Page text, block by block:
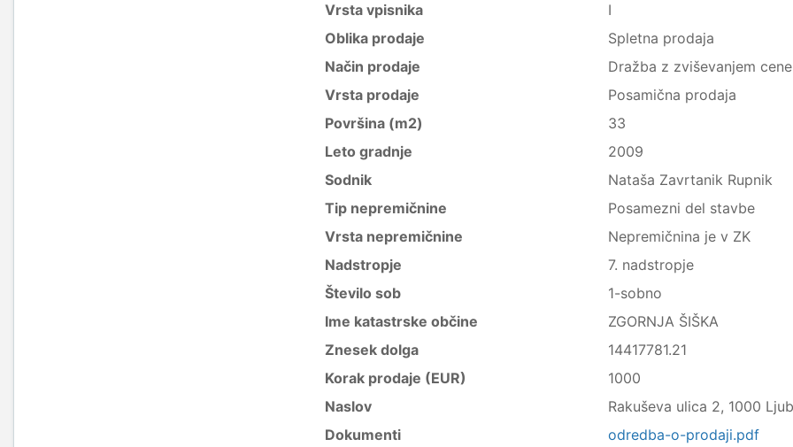
Vrsta vpisnika
I
Oblika prodaje
Spletna prodaja
Način prodaje
Dražba z zviševanjem cene
Vrsta prodaje
Posamična prodaja
Površina (m2)
33
Leto gradnje
2009
Sodnik
Nataša Zavrtanik Rupnik
Tip nepremičnine
Posamezni del stavbe
Vrsta nepremičnine
Nepremičnina je v ZK
Nadstropje
7. nadstropje
Število sob
1-sobno
Ime katastrske občine
ZGORNJA ŠIŠKA
Znesek dolga
14417781.21
Korak prodaje (EUR)
1000
Naslov
Rakuševa ulica 2, 1000
Dokumenti
odredba-o-prodaji.pdf